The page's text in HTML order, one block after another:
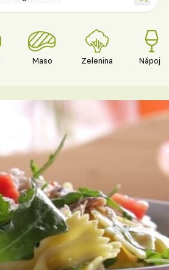
Maso Zelenina Nápoje